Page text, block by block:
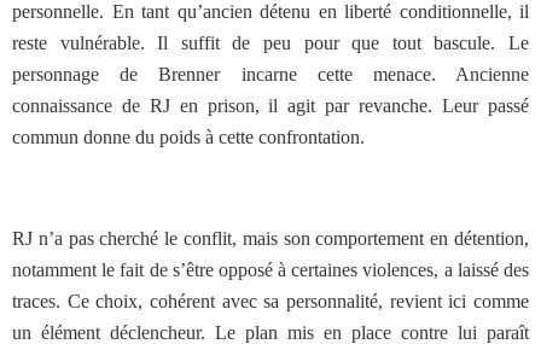
personnelle. En tant qu’ancien détenu en liberté conditionnelle, il
reste vulnérable. Il suffit de peu pour que tout bascule. Le
personnage de Brenner incarne cette menace. Ancienne
connaissance de RJ en prison, il agit par revanche. Leur passé
commun donne du poids à cette confrontation.
RJ n’a pas cherché le conflit, mais son comportement en détention,
notamment le fait de s’être opposé à certaines violences, a laissé des
traces. Ce choix, cohérent avec sa personnalité, revient ici comme
un élément déclencheur. Le plan mis en place contre lui paraît